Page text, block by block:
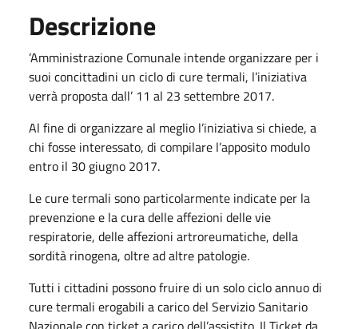
Descrizione
’Amministrazione Comunale intende organizzare per i
suoi concittadini un ciclo di cure termali, l’iniziativa
verrà proposta dall’ 11 al 23 settembre 2017.
Al fine di organizzare al meglio l’iniziativa si chiede, a
chi fosse interessato, di compilare l’apposito modulo
entro il 30 giugno 2017.
Le cure termali sono particolarmente indicate per la
prevenzione e la cura delle affezioni delle vie
respiratorie, delle affezioni artroreumatiche, della
sordità rinogena, oltre ad altre patologie.
Tutti i cittadini possono fruire di un solo ciclo annuo di
cure termali erogabili a carico del Servizio Sanitario